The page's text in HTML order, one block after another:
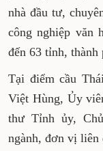
nhà đầu tư,
công nghiệp văn
đến 63 tỉnh, thành
Tại điểm cầu
Việt Hùng, Ủy
thư Tỉnh ủy,
ngành, đơn vị liên